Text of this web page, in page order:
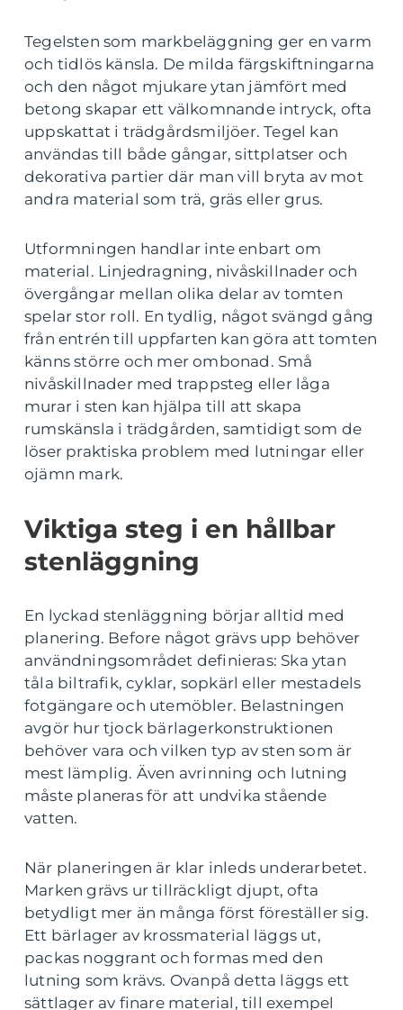
Tegelsten som markbeläggning ger en varm
och tidlös känsla. De milda färgskiftningarna
och den något mjukare ytan jämfört med
betong skapar ett välkomnande intryck, ofta
uppskattat i trädgårdsmiljöer. Tegel kan
användas till både gångar, sittplatser och
dekorativa partier där man vill bryta av mot
andra material som trä, gräs eller grus.
Utformningen handlar inte enbart om
material. Linjedragning, nivåskillnader och
övergångar mellan olika delar av tomten
spelar stor roll. En tydlig, något svängd gång
från entrén till uppfarten kan göra att tomten
känns större och mer ombonad. Små
nivåskillnader med trappsteg eller låga
murar i sten kan hjälpa till att skapa
rumskänsla i trädgården, samtidigt som de
löser praktiska problem med lutningar eller
ojämn mark.
Viktiga steg i en hållbar
stenläggning
En lyckad stenläggning börjar alltid med
planering. Before något grävs upp behöver
användningsområdet definieras: Ska ytan
tåla biltrafik, cyklar, sopkärl eller mestadels
fotgängare och utemöbler. Belastningen
avgör hur tjock bärlagerkonstruktionen
behöver vara och vilken typ av sten som är
mest lämplig. Även avrinning och lutning
måste planeras för att undvika stående
vatten.
När planeringen är klar inleds underarbetet.
Marken grävs ur tillräckligt djupt, ofta
betydligt mer än många först föreställer sig.
Ett bärlager av krossmaterial läggs ut,
packas noggrant och formas med den
lutning som krävs. Ovanpå detta läggs ett
sättlager av finare material, till exempel